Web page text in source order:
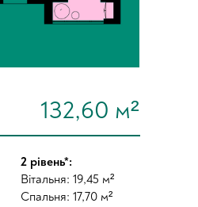
2 рівень*:
Вітальня: 19,45 м²
Спальня: 17,70 м²
132,60 м²